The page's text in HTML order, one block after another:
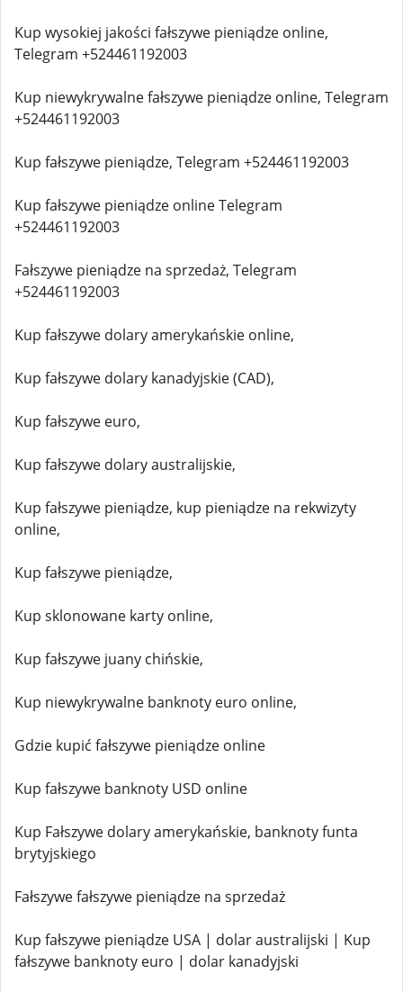
Kup wysokiej jakości fałszywe pieniądze online,
Telegram +524461192003
Kup niewykrywalne fałszywe pieniądze online, Telegram
+524461192003
Kup fałszywe pieniądze, Telegram +524461192003
Kup fałszywe pieniądze online Telegram
+524461192003
Fałszywe pieniądze na sprzedaż, Telegram
+524461192003
Kup fałszywe dolary amerykańskie online,
Kup fałszywe dolary kanadyjskie (CAD),
Kup fałszywe euro,
Kup fałszywe dolary australijskie,
Kup fałszywe pieniądze, kup pieniądze na rekwizyty
online,
Kup fałszywe pieniądze,
Kup sklonowane karty online,
Kup fałszywe juany chińskie,
Kup niewykrywalne banknoty euro online,
Gdzie kupić fałszywe pieniądze online
Kup fałszywe banknoty USD online
Kup Fałszywe dolary amerykańskie, banknoty funta
brytyjskiego
Fałszywe fałszywe pieniądze na sprzedaż
Kup fałszywe pieniądze USA | dolar australijski | Kup
fałszywe banknoty euro | dolar kanadyjski